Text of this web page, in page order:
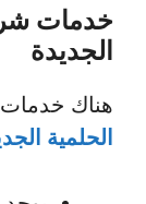
خدمات
الجديدة
هناك خدمات
الحلمية